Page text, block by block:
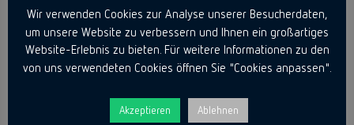
April 2024 (1)
Wir verwenden Cookies zur Analyse unserer Besucherdaten,
um unsere Website zu verbessern und Ihnen ein großartiges
Website-Erlebnis zu bieten. Für weitere Informationen zu den
von uns verwendeten Cookies öffnen Sie "Cookies anpassen".
Akzeptieren Ablehnen